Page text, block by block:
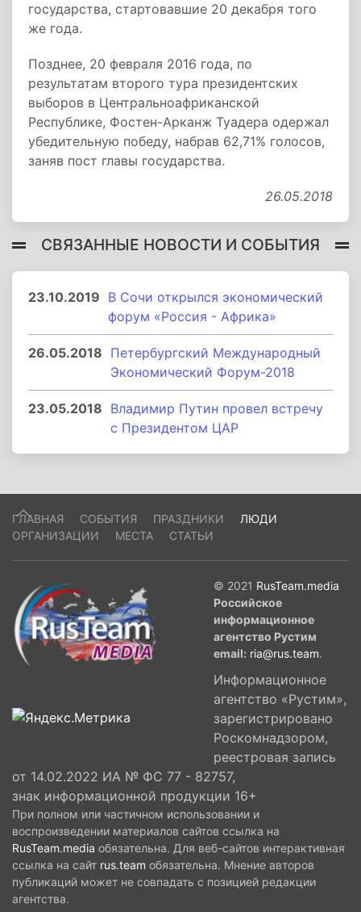
государства, стартовавшие 20 декабря того
же года.
Позднее, 20 февраля 2016 года, по
результатам второго тура президентских
выборов в Центральноафриканской
Республике, Фостен-Арканж Туадера одержал
убедительную победу, набрав 62,71% голосов,
заняв пост главы государства.
26.05.2018
СВЯЗАННЫЕ НОВОСТИ И СОБЫТИЯ
23.10.2019 В Сочи открылся экономический
форум «Россия - Африка»
26.05.2018 Петербургский Международный
Экономический Форум-2018
23.05.2018 Владимир Путин провел встречу
с Президентом ЦАР
ГЛАВНАЯ СОБЫТИЯ ПРАЗДНИКИ
ЛЮДИ
ОРГАНИЗАЦИИ
МЕСТА СТАТЬИ
© 2021 RusTeam.media
Российское
информационное
агентство Рустим
email: ria@rus.team.
Информационное
агентство «Рустим»,
зарегистрировано
Роскомнадзором,
реестровая запись
от 14.02.2022 ИА № ФС 77 - 82757,
знак информационной продукции 16+
При полном или частичном использовании и
воспроизведении материалов сайтов ссылка на
RusTeam.media обязательна. Для веб-сайтов интерактивная
ссылка на сайт rus.team обязательна. Мнение авторов
публикаций может не совпадать с позицией редакции
агентства.